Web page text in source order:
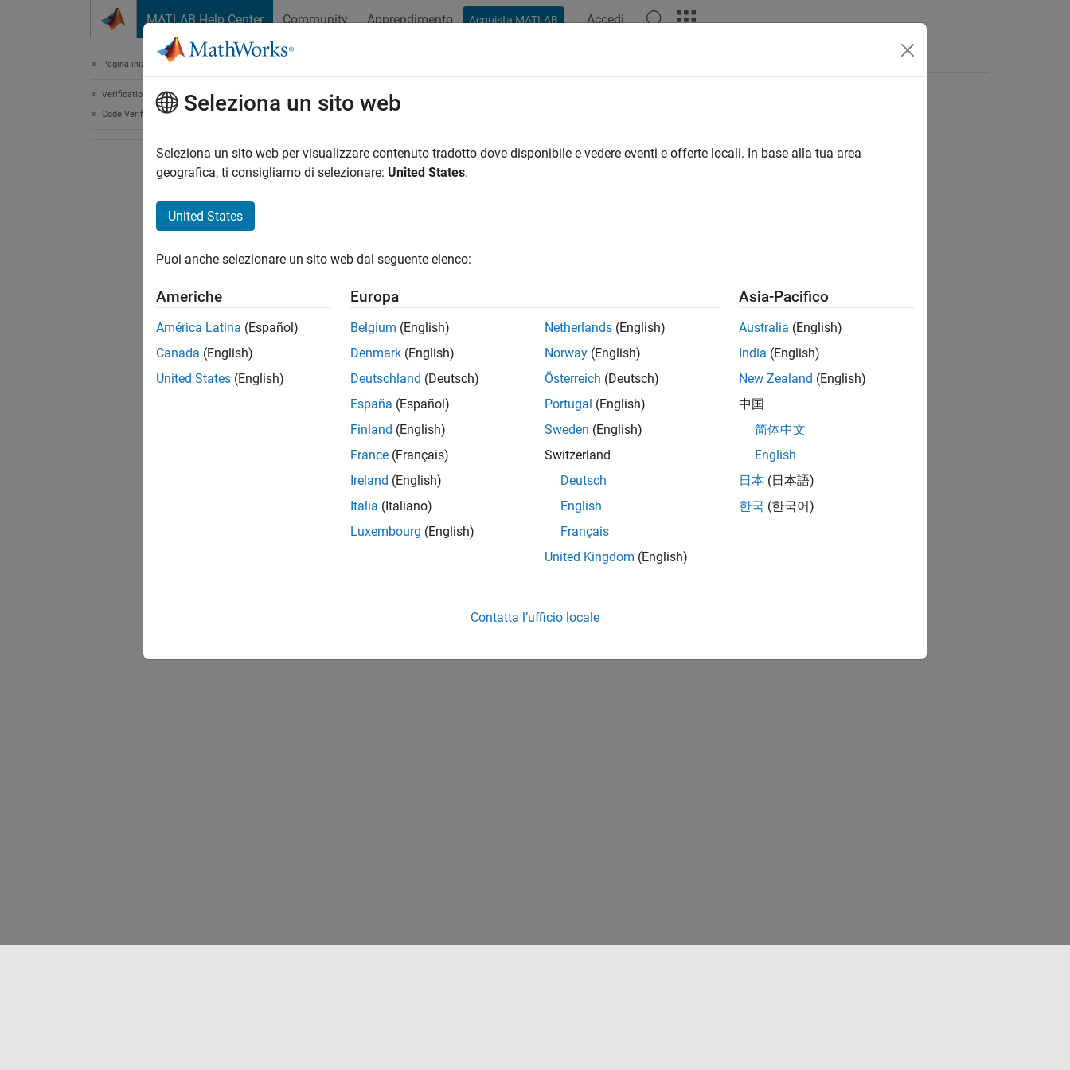
MATLAB Help Center Community Apprendimento Acquista MATLAB Accedi
Pagina iniziale della documentazione
Verification, Validation, and Test
Code Verification
How useful was this information?
Seleziona un sito web
Seleziona un sito web per visualizzare contenuto tradotto dove disponibile e vedere eventi e offerte locali. In base alla tua area
geografica, ti consigliamo di selezionare: United States.
United States
Puoi anche selezionare un sito web dal seguente elenco:
Americhe
América Latina (Español)
Canada (English)
United States (English)
Europa
Belgium (English)
Denmark (English)
Deutschland (Deutsch)
España (Español)
Finland (English)
France (Français)
Ireland (English)
Italia (Italiano)
Luxembourg (English)
Netherlands (English)
Norway (English)
Österreich (Deutsch)
Portugal (English)
Sweden (English)
Switzerland
Deutsch
English
Français
United Kingdom (English)
Asia-Pacifico
Australia (English)
India (English)
New Zealand (English)
中国
简体中文
English
日本 (日本語)
한국 (한국어)
Contatta l’ufficio locale